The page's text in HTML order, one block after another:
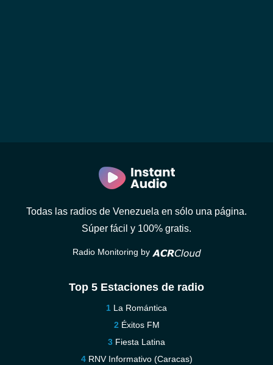
Todas las radios de Venezuela en sólo una página.
Súper fácil y 100% gratis.
Radio Monitoring by
Top 5 Estaciones de radio
La Romántica
Éxitos FM
Fiesta Latina
RNV Informativo (Caracas)